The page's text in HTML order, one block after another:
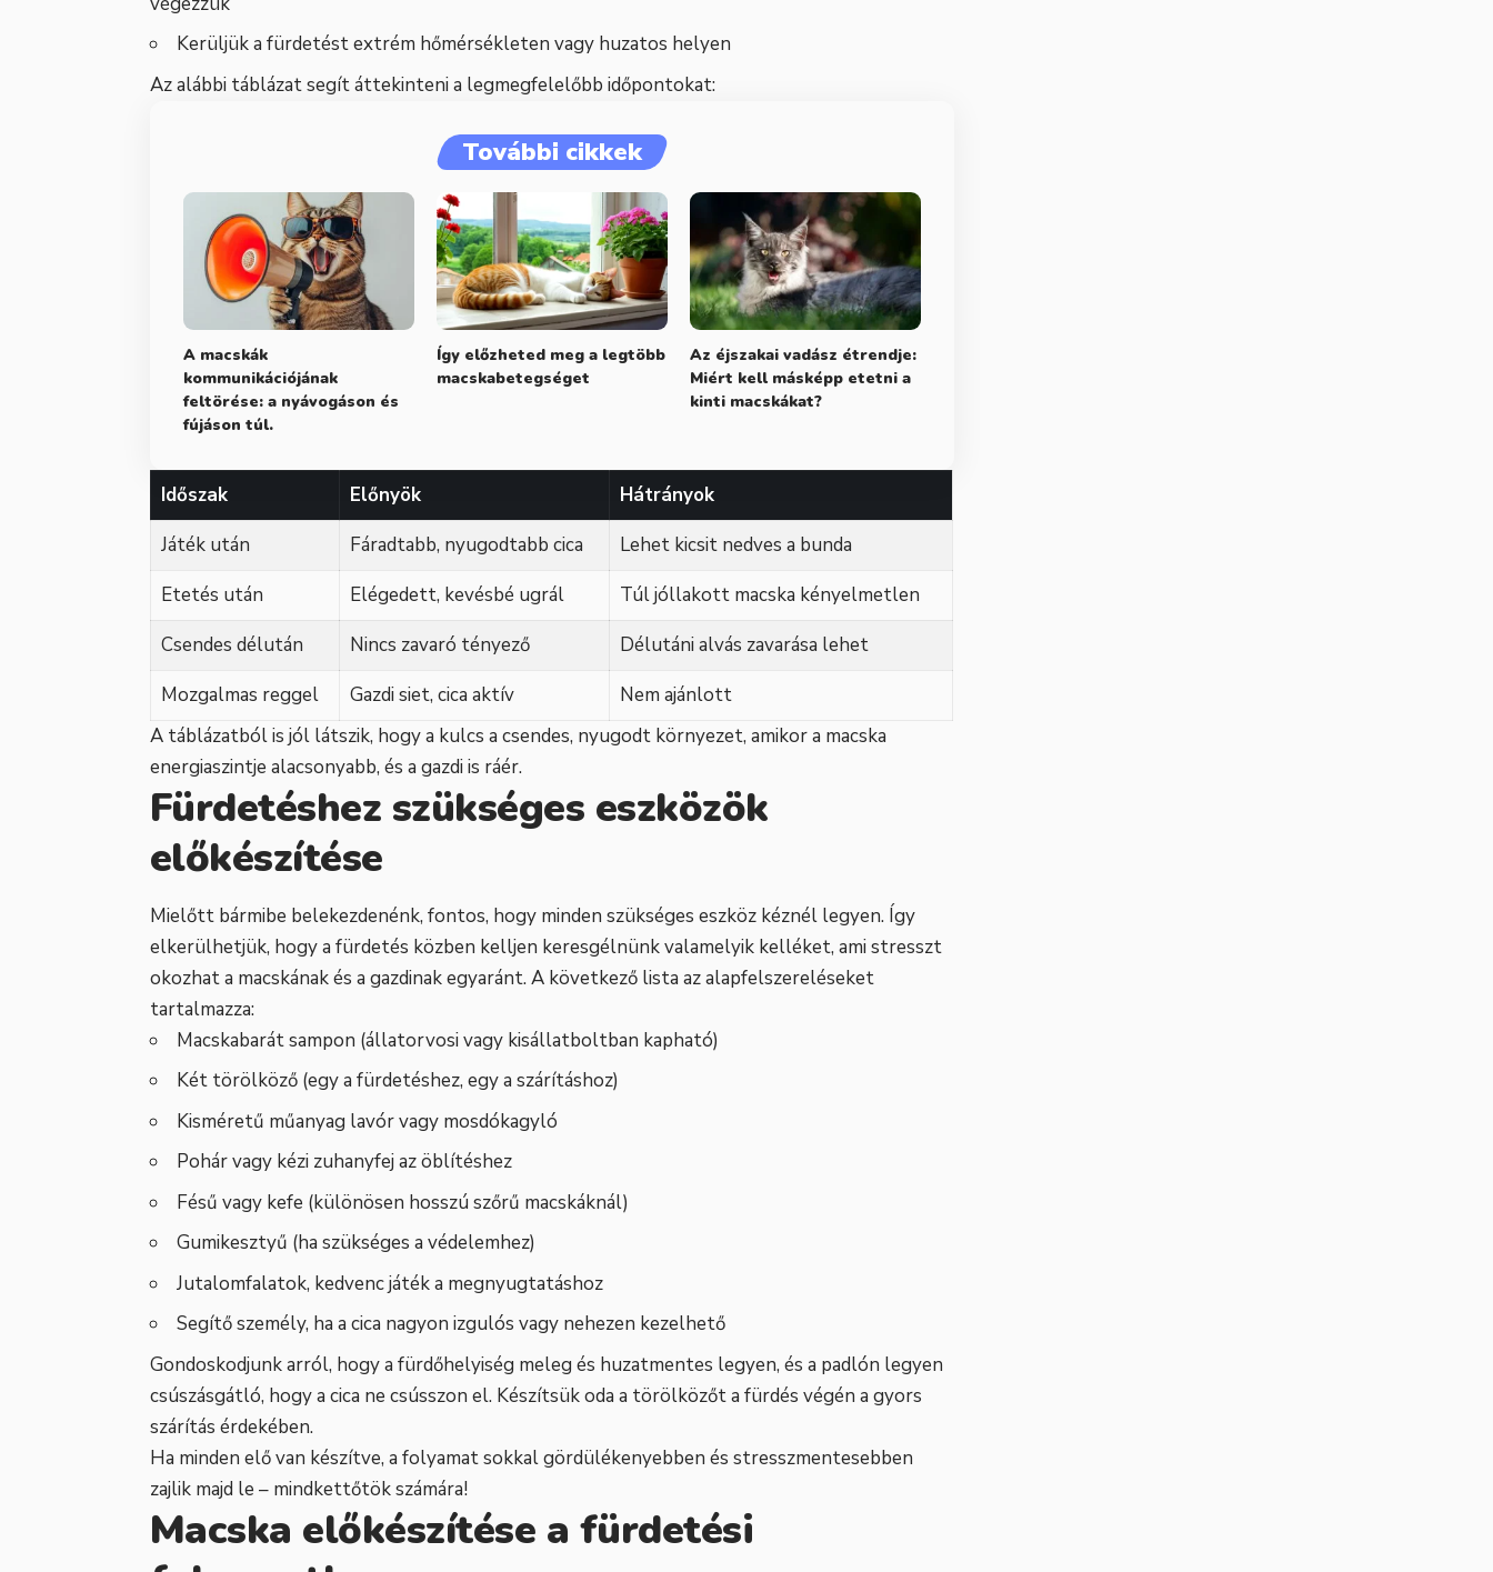
Kerüljük a fürdetést extrém hőmérsékleten vagy huzatos helyen
Az alábbi táblázat segít áttekinteni a legmegfelelőbb időpontokat:
További cikkek
A macskák
kommunikációjának
feltörése: a nyávogáson és
fújáson túl.
Így előzheted meg a legtöbb
macskabetegséget
Az éjszakai vadász étrendje:
Miért kell másképp etetni a
kinti macskákat?
Időszak Előnyök
Hátrányok
Játék után
Fáradtabb, nyugodtabb cica
Lehet kicsit nedves a bunda
Etetés után
Elégedett, kevésbé ugrál
Túl jóllakott macska kényelmetlen
Csendes délután
Nincs zavaró tényező
Délutáni alvás zavarása lehet
Mozgalmas reggel
Gazdi siet, cica aktív
Nem ajánlott
A táblázatból is jól látszik, hogy a kulcs a csendes, nyugodt környezet, amikor a macska
energiaszintje alacsonyabb, és a gazdi is ráér.
Fürdetéshez szükséges eszközök
előkészítése
Mielőtt bármibe belekezdenénk, fontos, hogy minden szükséges eszköz kéznél legyen. Így
elkerülhetjük, hogy a fürdetés közben kelljen keresgélnünk valamelyik kelléket, ami stresszt
okozhat a macskának és a gazdinak egyaránt. A következő lista az alapfelszereléseket
tartalmazza:
Macskabarát sampon (állatorvosi vagy kisállatboltban kapható)
Két törölköző (egy a fürdetéshez, egy a szárításhoz)
Kisméretű műanyag lavór vagy mosdókagyló
Pohár vagy kézi zuhanyfej az öblítéshez
Fésű vagy kefe (különösen hosszú szőrű macskáknál)
Gumikesztyű (ha szükséges a védelemhez)
Jutalomfalatok, kedvenc játék a megnyugtatáshoz
Segítő személy, ha a cica nagyon izgulós vagy nehezen kezelhető
Gondoskodjunk arról, hogy a fürdőhelyiség meleg és huzatmentes legyen, és a padlón legyen
csúszásgátló, hogy a cica ne csússzon el. Készítsük oda a törölközőt a fürdés végén a gyors
szárítás érdekében.
Ha minden elő van készítve, a folyamat sokkal gördülékenyebben és stresszmentesebben
zajlik majd le – mindkettőtök számára!
Macska előkészítése a fürdetési